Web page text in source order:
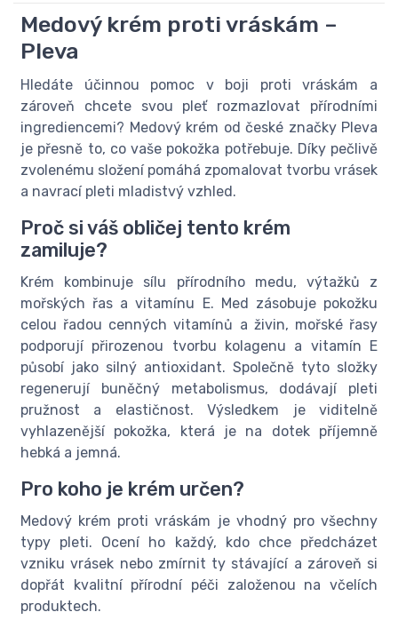
Medový krém proti vráskám –
Pleva
Hledáte účinnou pomoc v boji proti vráskám a
zároveň chcete svou pleť rozmazlovat přírodními
ingrediencemi? Medový krém od české značky Pleva
je přesně to, co vaše pokožka potřebuje. Díky pečlivě
zvolenému složení pomáhá zpomalovat tvorbu vrásek
a navrací pleti mladistvý vzhled.
Proč si váš obličej tento krém
zamiluje?
Krém kombinuje sílu přírodního medu, výtažků z
mořských řas a vitamínu E. Med zásobuje pokožku
celou řadou cenných vitamínů a živin, mořské řasy
podporují přirozenou tvorbu kolagenu a vitamín E
působí jako silný antioxidant. Společně tyto složky
regenerují buněčný metabolismus, dodávají pleti
pružnost a elastičnost. Výsledkem je viditelně
vyhlazenější pokožka, která je na dotek příjemně
hebká a jemná.
Pro koho je krém určen?
Medový krém proti vráskám je vhodný pro všechny
typy pleti. Ocení ho každý, kdo chce předcházet
vzniku vrásek nebo zmírnit ty stávající a zároveň si
dopřát kvalitní přírodní péči založenou na včelích
produktech.